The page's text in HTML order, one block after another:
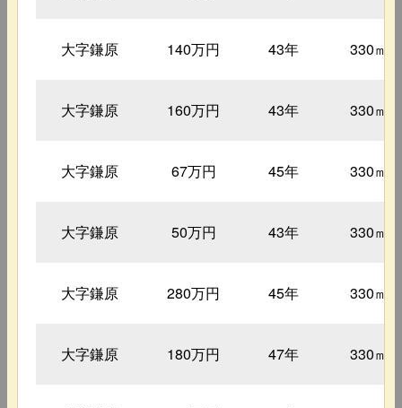
大字鎌原 140万円 43年 330㎡
大字鎌原 160万円 43年 330㎡
大字鎌原 67万円 45年 330㎡
大字鎌原 50万円 43年 330㎡
大字鎌原 280万円 45年 330㎡
大字鎌原 180万円 47年 330㎡